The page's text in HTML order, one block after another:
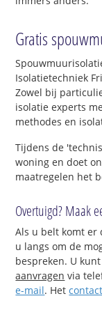
Gratis
Isolatietechniek
Zowel bij
isolatie experts
methodes en
Tijdens de
woning en doet
maatregelen het
Overtuigd? Maak
Als u belt komt er
u langs om de
bespreken. U
aanvragen via
e-mail. Het